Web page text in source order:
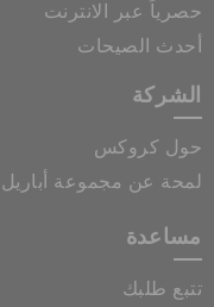
حصرياً عبر الانترنت
أحدث الصيحات
الشركة
حول كروكس
لمحة عن مجموعة أباريل
مساعدة
تتبع طلبك